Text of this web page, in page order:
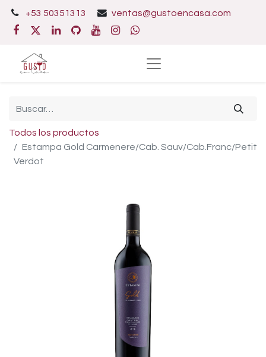
+53 50351313 ventas@gustoencasa.com
Todos los productos
Estampa Gold Carmenere/Cab. Sauv/Cab.Franc/Petit
Verdot